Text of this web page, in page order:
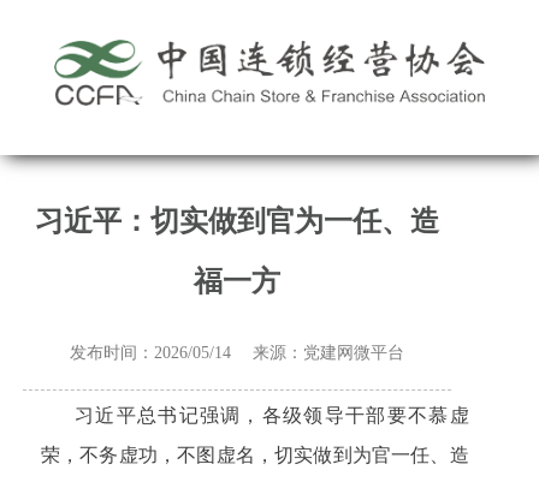
习近平：切实做到官为一任、造
福一方
发布时间：2026/05/14 来源：党建网微平台
习近平总书记强调，各级领导干部要不慕虚
荣，不务虚功，不图虚名，切实做到为官一任、造